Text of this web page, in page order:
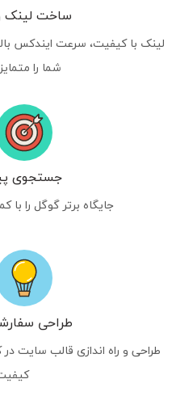
ساخت لینک
لینک با کیفیت، سرعت ایندکس
شما را
جستجوی
جایگاه برتر گوگل را با
طراحی
طراحی و راه اندازی قالب سایت